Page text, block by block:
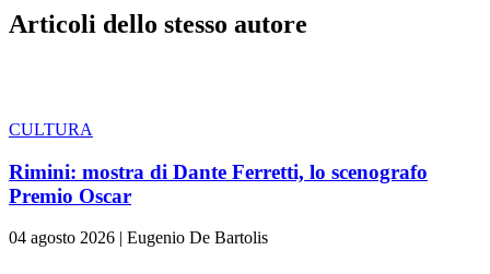
Articoli dello stesso autore
CULTURA
Rimini: mostra di Dante Ferretti, lo scenografo
Premio Oscar
04 agosto 2026 | Eugenio De Bartolis